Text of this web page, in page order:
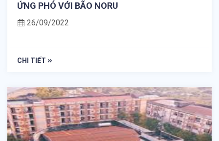
ỨNG PHÓ VỚI BÃO NORU
26/09/2022
CHI TIẾT